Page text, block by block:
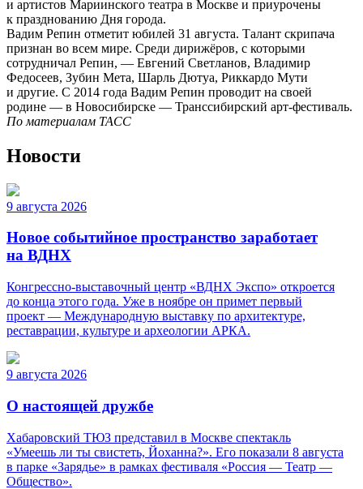
и артистов Мариинского театра в Москве и приурочены
к празднованию Дня города.
Вадим Репин отметит юбилей 31 августа. Талант скрипача
признан во всем мире. Среди дирижёров, с которыми
сотрудничал Репин, — Евгений Светланов, Владимир
Федосеев, Зубин Мета, Шарль Дютуа, Риккардо Мути
и другие. С 2014 года Вадим Репин проводит на своей
родине — в Новосибирске — Транссибирский арт-фестиваль.
По материалам ТАСС
Новости
9 августа 2026
Новое событийное пространство заработает
на ВДНХ
Конгрессно-выставочный центр «ВДНХ Экспо» откроется
до конца этого года. Уже в ноябре он примет первый
проект — Международную выставку по архитектуре,
реставрации, культуре и археологии АРКА.
9 августа 2026
О настоящей дружбе
Хабаровский ТЮЗ представил в Москве спектакль
«Умеешь ли ты свистеть, Йоханна?». Его показали 8 августа
в парке «Зарядье» в рамках фестиваля «Россия — Театр —
Общество».